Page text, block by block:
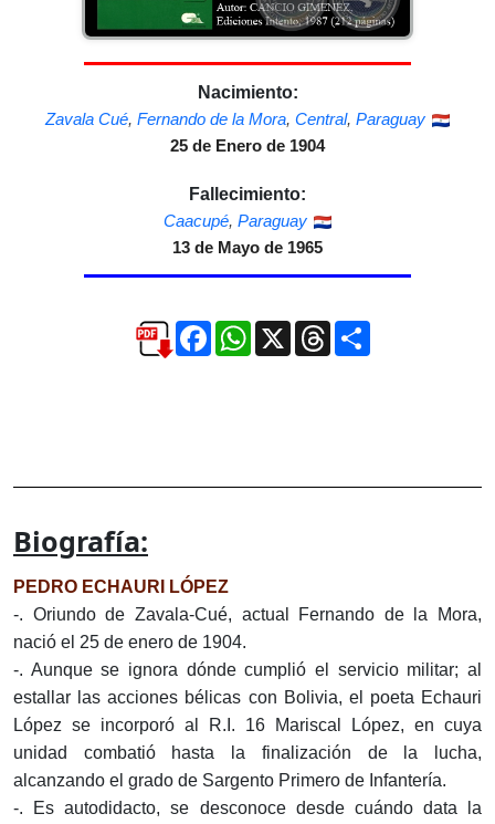
Nacimiento:
Zavala Cué, Fernando de la Mora, Central, Paraguay
25 de Enero de 1904
Fallecimiento:
Caacupé, Paraguay
13 de Mayo de 1965
FacebookWhatsApp
X ThreadsCompartir
Biografía:
PEDRO ECHAURI LÓPEZ
-. Oriundo de Zavala-Cué, actual Fernando de la Mora,
nació el 25 de enero de 1904.
-. Aunque se ignora dónde cumplió el servicio militar; al
estallar las acciones bélicas con Bolivia, el poeta Echauri
López se incorporó al R.I. 16 Mariscal López, en cuya
unidad combatió hasta la finalización de la lucha,
alcanzando el grado de Sargento Primero de Infantería.
-. Es autodidacto, se desconoce desde cuándo data la